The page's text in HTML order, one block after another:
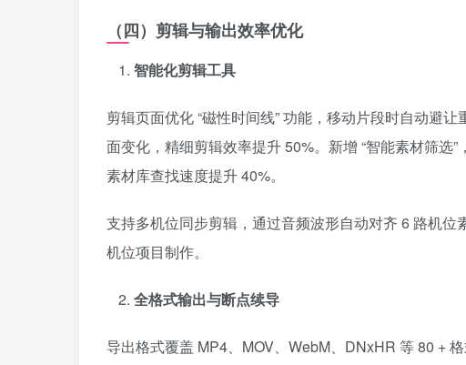
（四）剪辑与输出效率优化
智能化剪辑工具
剪辑页面优化 “磁性时间线” 功能，移动片段时自动避
面变化，精细剪辑效率提升 50%。新增 “智能素材筛选
素材库查找速度提升 40%。
支持多机位同步剪辑，通过音频波形自动对齐 6 路机
机位项目制作。
全格式输出与断点续导
导出格式覆盖 MP4、MOV、WebM、DNxHR 等 80 +